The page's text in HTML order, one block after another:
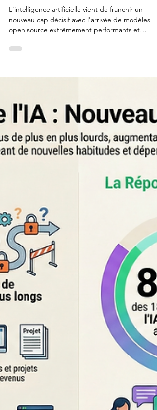
L'intelligence artificielle vient de franchir un
nouveau cap décisif avec l'arrivée de modèles
open source extrêmement performants et
DeepSeek V4.